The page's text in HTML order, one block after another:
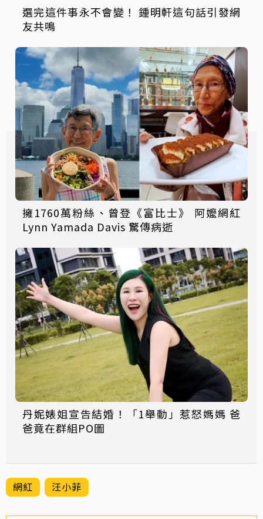
選完這件事永不會變！ 鍾明軒這句話引發網
友共鳴
擁1760萬粉絲、曾登《富比士》 阿嬤網紅
Lynn Yamada Davis 驚傳病逝
丹妮婊姐宣告結婚！「1舉動」惹怒媽媽 爸
爸竟在群組PO圖
網紅 汪小菲